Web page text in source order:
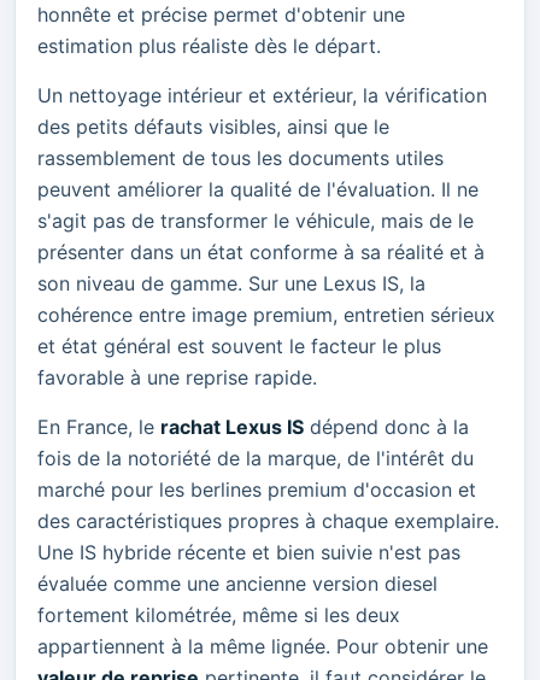
honnête et précise permet d'obtenir une
estimation plus réaliste dès le départ.
Un nettoyage intérieur et extérieur, la vérification
des petits défauts visibles, ainsi que le
rassemblement de tous les documents utiles
peuvent améliorer la qualité de l'évaluation. Il ne
s'agit pas de transformer le véhicule, mais de le
présenter dans un état conforme à sa réalité et à
son niveau de gamme. Sur une Lexus IS, la
cohérence entre image premium, entretien sérieux
et état général est souvent le facteur le plus
favorable à une reprise rapide.
En France, le rachat Lexus IS dépend donc à la
fois de la notoriété de la marque, de l'intérêt du
marché pour les berlines premium d'occasion et
des caractéristiques propres à chaque exemplaire.
Une IS hybride récente et bien suivie n'est pas
évaluée comme une ancienne version diesel
fortement kilométrée, même si les deux
appartiennent à la même lignée. Pour obtenir une